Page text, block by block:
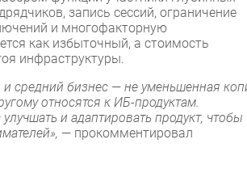
запись сессий, ограничение
и многофакторную
как избыточный, а стоимость
инфраструктуры.
средний бизнес — не уменьшенная
относятся к ИБ-продуктам.
и адаптировать продукт, чтобы
— прокомментировал